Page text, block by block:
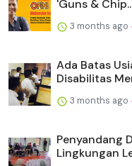
'Guns &
3 months ago
Ada Batas
Disabilitas
3 months ago
Penyandang
Lingkungan